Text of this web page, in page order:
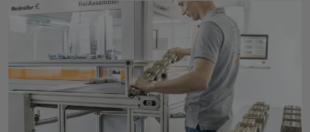
Vollautomatische Bestückung